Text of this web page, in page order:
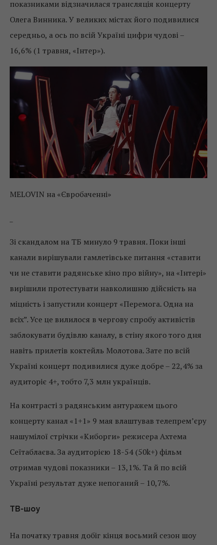
показниками відзначилася трансляція концерту
Олега Винника. У великих містах його подивилися
середньо, а ось по всій Україні цифри чудові –
16,6% (1 травня, «Інтер»).
MELOVIN на «Євробаченні»
Зі скандалом на ТБ минуло 9 травня. Поки інші
канали вирішували гамлетівське питання «ставити
чи не ставити радянське кіно про війну», на «Інтері»
вирішили протестувати навколишню дійсність на
міцність і запустили концерт «Перемога. Одна на
всіх”. Усе це вилилося в чергову спробу активістів
заблокувати будівлю каналу, в стіну якого того дня
навіть прилетів коктейль Молотова. Зате по всій
Україні концерт подивилися дуже добре – 22,4% за
аудиторіє 4+, тобто 7,3 млн українців.
На контрасті з радянським антуражем цього
концерту канал «1+1» 9 мая влаштував телепрем’єру
нашумілої стрічки «Киборги» режисера Ахтема
Сеїтаблаєва. За аудиторією 18-54 (50k+) фільм
отримав чудові показники – 13,1%. Та й по всій
Україні результат дуже непоганий – 10,7%.
ТВ-шоу
На початку травня добіг кінця восьмий сезон шоу